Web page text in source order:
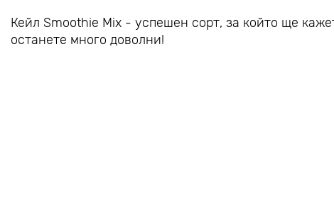
Кейл Smoothie Mix - успешен сорт, за който ще
останете много доволни!